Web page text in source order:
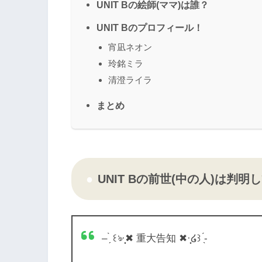
UNIT Bの絵師(ママ)は誰？
UNIT Bのプロフィール！
宵凪ネオン
玲銘ミラ
清澄ライラ
まとめ
UNIT Bの前世(中の人)は判明
– ̗̀ ꒰ঌ·̩͙✖︎ 重大告知 ✖︎·̩͙໒꒱ ̖́-